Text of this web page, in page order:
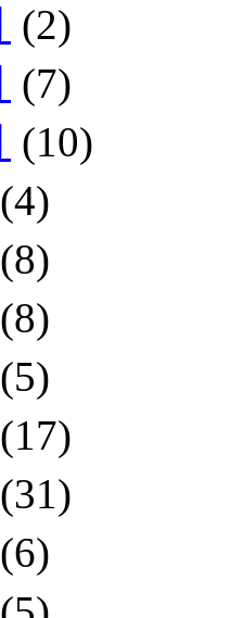
(2)
(7)
(10)
(4)
(8)
(8)
(5)
(17)
(31)
(6)